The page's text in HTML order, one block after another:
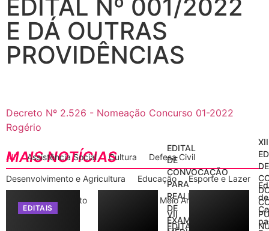
EDITAL Nº 001/2022
E DÁ OUTRAS
PROVIDÊNCIAS
Decreto Nº 2.526 - Nomeação Concurso 01-2022
Rogério
MAIS NOTÍCIAS
All Assistência Social Cultura Defesa Civil
Desenvolvimento e Agricultura Educação Esporte e Lazer
Gabinete do Prefeito Meio Ambiente
EDITAIS
EDITAL
DE
CONVOCAÇÃO
PARA
REALIZAÇÃO
DE
EXAME
VII
EDITAL
XII
DE
de